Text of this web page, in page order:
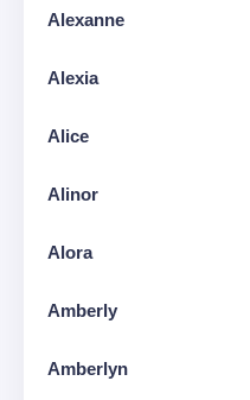
Alexanne
Alexia
Alice
Alinor
Alora
Amberly
Amberlyn